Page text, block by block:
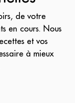
de votre
en cours. Nous
et vos
à mieux